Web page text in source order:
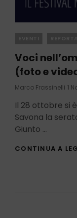
Voci
(foto e
Marco Frassinelli 1
Il 28 ottobre si
Savona la
Giunto …
CONTINUA A